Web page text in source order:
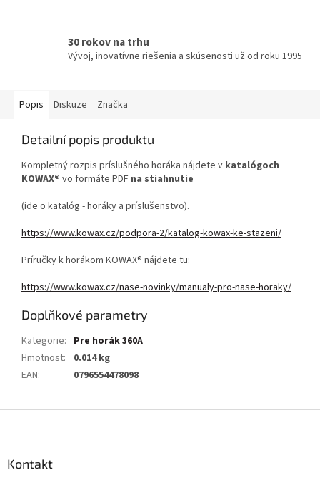
30 rokov na trhu
Vývoj, inovatívne riešenia a skúsenosti už od roku 1995
Popis Diskuze Značka
Detailní popis produktu
Kompletný rozpis príslušného horáka nájdete v katalógoch
KOWAX® vo formáte PDF na stiahnutie
(ide o katalóg - horáky a príslušenstvo).
https://www.kowax.cz/podpora-2/katalog-kowax-ke-stazeni/
Príručky k horákom KOWAX® nájdete tu:
https://www.kowax.cz/nase-novinky/manualy-pro-nase-horaky/
Doplňkové parametry
Kategorie: Pre horák 360A
Hmotnost:
0.014 kg
EAN: 0796554478098
Kontakt